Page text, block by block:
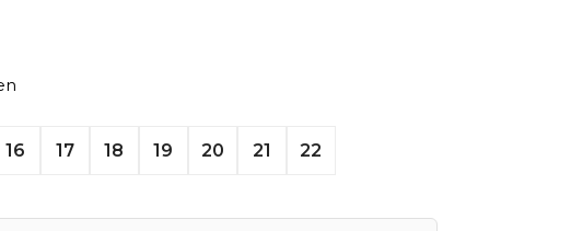
16 17 18 19 20 21 22